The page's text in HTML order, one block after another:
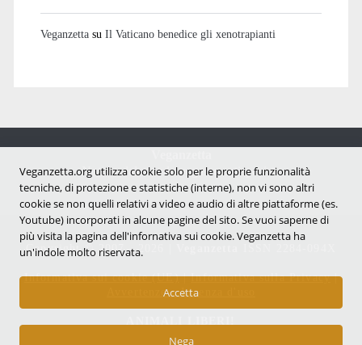
Veganzettasu Il Vaticano benedice gli xenotrapianti
Notizie dal mondo vegan e antispecista
Copyright © 2007 - 2026 |
Informativa sui cookie (UE)|Informativa sulla Privacy|
Avvertenze e Licenza d'uso
Veganzetta.org utilizza cookie solo per le proprie funzionalità
tecniche, di protezione e statistiche (interne), non vi sono altri
cookie se non quelli relativi a video e audio di altre piattaforme (es.
Youtube) incorporati in alcune pagine del sito. Se vuoi saperne di
più visita la pagina dell'infornativa sui cookie. Veganzetta ha
un'indole molto riservata.
Accetta
Nega